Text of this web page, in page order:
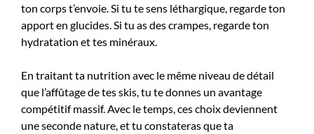
ton corps t’envoie. Si tu te sens léthargique, regarde ton
apport en glucides. Si tu as des crampes, regarde ton
hydratation et tes minéraux.
En traitant ta nutrition avec le même niveau de détail
que l’affûtage de tes skis, tu te donnes un avantage
compétitif massif. Avec le temps, ces choix deviennent
une seconde nature, et tu constateras que ta